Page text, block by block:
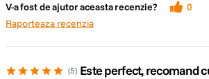
V-a fost de ajutor aceasta recenzie? 0
Raporteaza recenzia
5 Este perfect, recomand